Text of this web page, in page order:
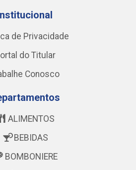
de Privacidade
do Titular
Conosco
ALIMENTOS
BEBIDAS
BOMBONIERE